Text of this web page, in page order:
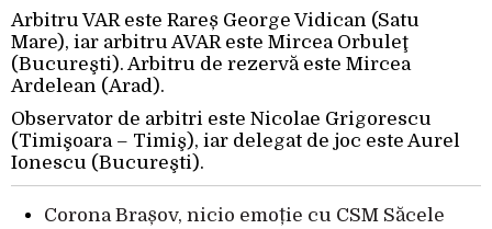
Arbitru VAR este Rareș George Vidican (Satu
Mare), iar arbitru AVAR este Mircea Orbuleţ
(Bucureşti). Arbitru de rezervă este Mircea
Ardelean (Arad).
Observator de arbitri este Nicolae Grigorescu
(Timişoara – Timiş), iar delegat de joc este Aurel
Ionescu (Bucureşti).
Corona Brașov, nicio emoție cu CSM Săcele